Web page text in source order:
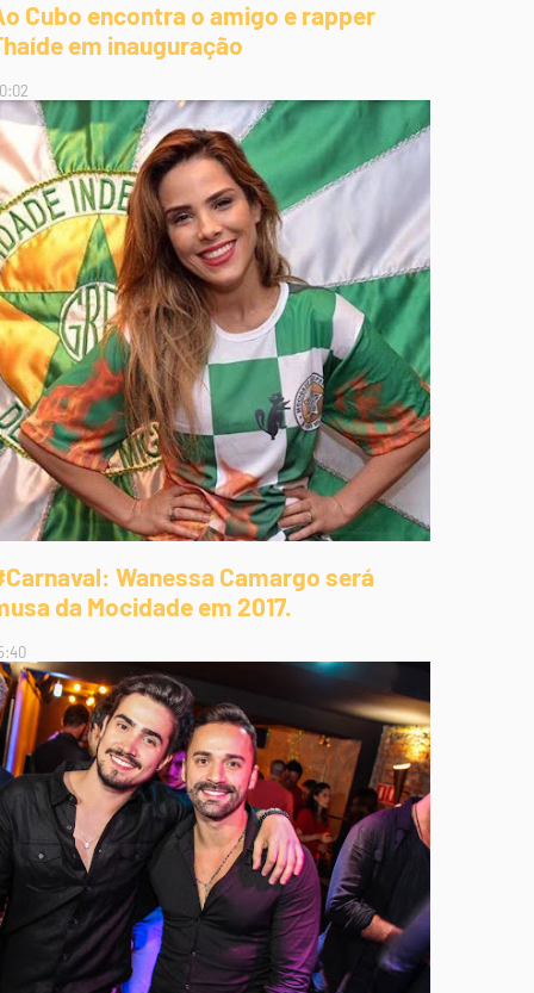
Cubo encontra o amigo e rapper
em inauguração
Wanessa Camargo será
da Mocidade em 2017.